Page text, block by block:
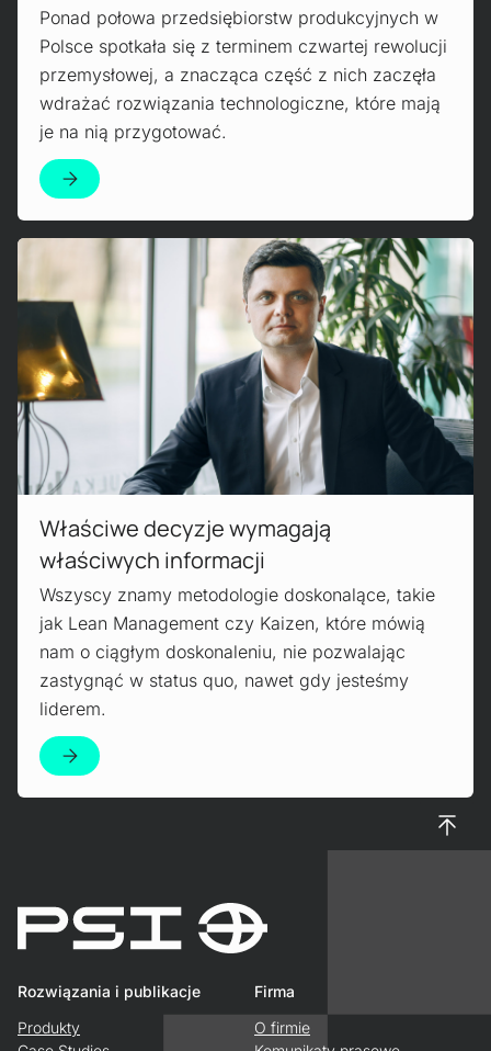
Ponad połowa przedsiębiorstw produkcyjnych w
Polsce spotkała się z terminem czwartej rewolucji
przemysłowej, a znacząca część z nich zaczęła
wdrażać rozwiązania technologiczne, które mają
je na nią przygotować.
Właściwe decyzje wymagają
właściwych informacji
Wszyscy znamy metodologie doskonalące, takie
jak Lean Management czy Kaizen, które mówią
nam o ciągłym doskonaleniu, nie pozwalając
zastygnąć w status quo, nawet gdy jesteśmy
liderem.
Rozwiązania i publikacje
Produkty
Firma
O firmie
Do